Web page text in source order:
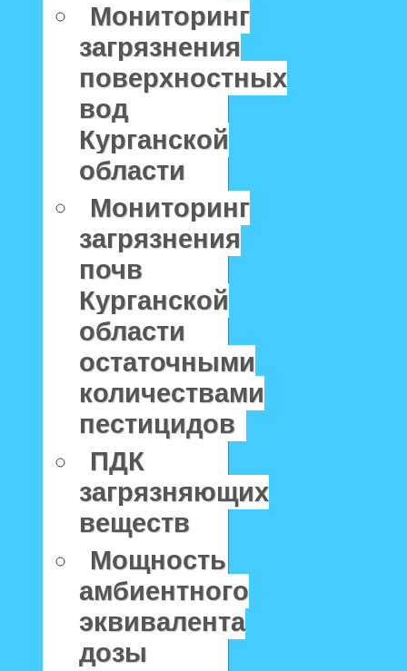
Мониторинг
загрязнения
поверхностных
вод
Курганской
области
Мониторинг
загрязнения
почв
Курганской
области
остаточными
количествами
пестицидов
ПДК
загрязняющих
веществ
Мощность
амбиентного
эквивалента
дозы